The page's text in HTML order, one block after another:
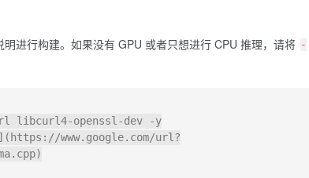
进行构建。如果没有 GPU 或者只想进行 CPU 推理，请将 -
libcurl4-openssl-dev -y
www.google.com/url?